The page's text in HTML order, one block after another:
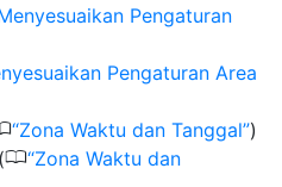
Pengaturan
Pengaturan Area
Zona Waktu dan Tanggal )
0 Zona Waktu dan